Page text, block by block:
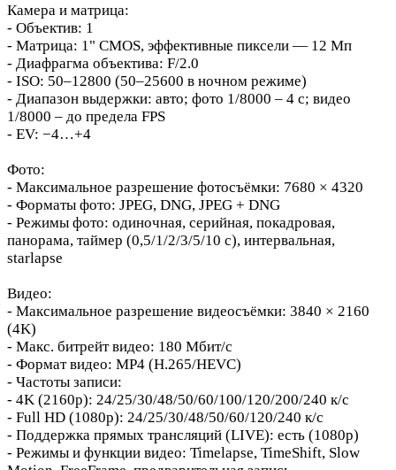
Камера и матрица:
- Объектив: 1
- Матрица: 1" CMOS, эффективные пиксели — 12 Мп
- Диафрагма объектива: F/2.0
- ISO: 50–12800 (50–25600 в ночном режиме)
- Диапазон выдержки: авто; фото 1/8000 – 4 с; видео
1/8000 – до предела FPS
- EV: −4…+4
Фото:
- Максимальное разрешение фотосъёмки: 7680 × 4320
- Форматы фото: JPEG, DNG, JPEG + DNG
- Режимы фото: одиночная, серийная, покадровая,
панорама, таймер (0,5/1/2/3/5/10 с), интервальная,
starlapse
Видео:
- Максимальное разрешение видеосъёмки: 3840 × 2160
(4K)
- Макс. битрейт видео: 180 Мбит/с
- Формат видео: MP4 (H.265/HEVC)
- Частоты записи:
- 4K (2160p): 24/25/30/48/50/60/100/120/200/240 к/с
- Full HD (1080p): 24/25/30/48/50/60/120/240 к/с
- Поддержка прямых трансляций (LIVE): есть (1080p)
- Режимы и функции видео: Timelapse, TimeShift, Slow